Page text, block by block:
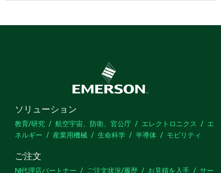
ソリューション
教育/研究 航空宇宙、防衛、官公庁 エレクトロニクス
エ
ネルギー
産業用機械 生命科学 半導体 モビリティ
ご注文
NI代理店パートナー ご注文状況/履歴 お見積を入手
サー